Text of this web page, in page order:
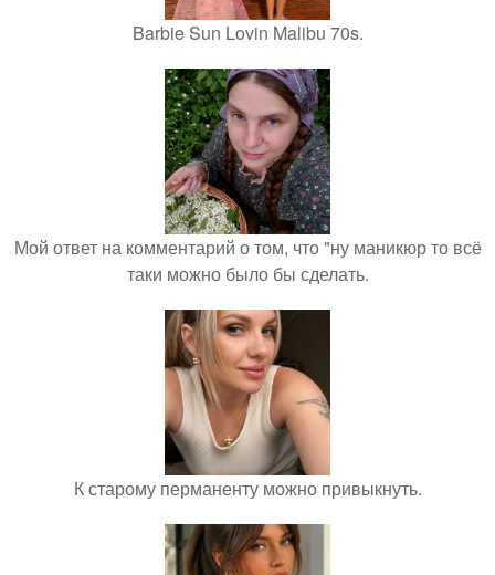
Barbie Sun Lovin Malibu 70s.
Мой ответ на комментарий о том, что "ну маникюр то всё
таки можно было бы сделать.
К старому перманенту можно привыкнуть.